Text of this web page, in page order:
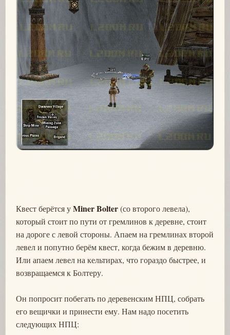
Квест берётся уMiner Bolter(со второго левела),
который стоит по пути от гремлинов к деревне, стоит
на дороге с левой стороны. Апаем на гремлинах второй
левел и попутно берём квест, когда бежим в деревню.
Или апаем левел на кельтирах, что гораздо быстрее, и
возвращаемся к Болтеру.
Он попросит побегать по деревенским НПЦ, собрать
его вещички и принести ему. Нам надо посетить
следующих НПЦ: